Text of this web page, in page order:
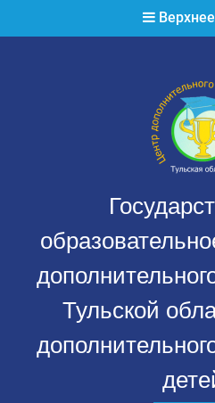
Тульской